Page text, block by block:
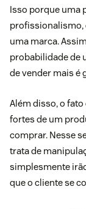
Isso porque uma
profissionalismo,
uma marca.
probabilidade de
de vender mais é
Além disso, o
fortes de um
comprar. Nesse
trata de
simplesmente
que o cliente se